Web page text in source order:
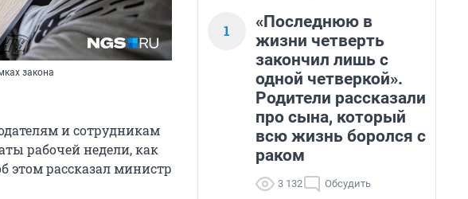
закона
и сотрудникам
рабочей недели, как
этом рассказал министр
1
«Последнюю в
жизни четверть
закончил лишь с
одной четверкой».
Родители рассказали
про сына, который
всю жизнь боролся с
раком
3 132 Обсудить